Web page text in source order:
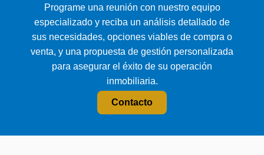
Programe una reunión con nuestro equipo
especializado y reciba un análisis detallado de
sus necesidades, opciones viables de compra o
venta, y una propuesta de gestión personalizada
para asegurar el éxito de su operación
inmobiliaria.
Contacto